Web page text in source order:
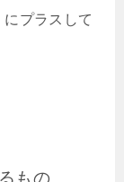
プラスして
もの